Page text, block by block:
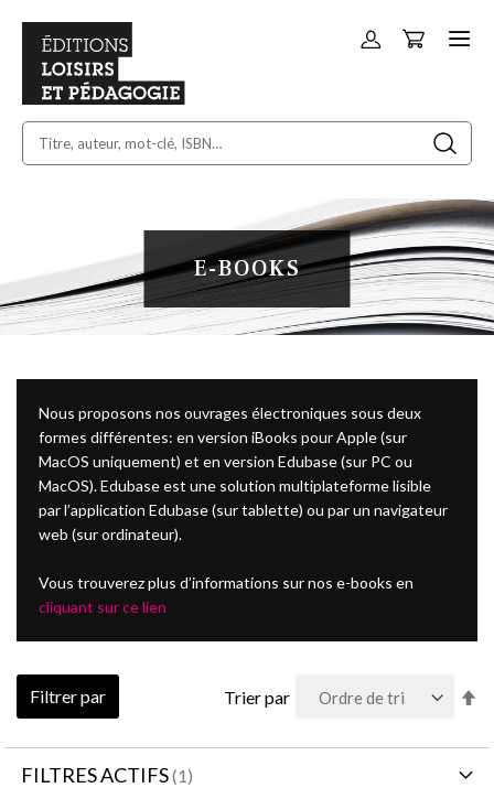
Allez
Panier
E-BOOKS
Nous proposons nos ouvrages électroniques sous deux
formes différentes: en version iBooks pour Apple (sur
MacOS uniquement) et en version Edubase (sur PC ou
MacOS). Edubase est une solution multiplateforme lisible
par l’application Edubase (sur tablette) ou par un navigateur
web (sur ordinateur).
Vous trouverez plus d’informations sur nos e-books en
cliquant sur ce lien
Trier par
Filtrer par
FILTRES ACTIFS